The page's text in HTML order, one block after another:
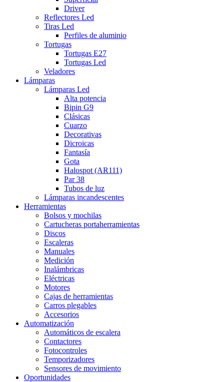
Driver
Reflectores Led
Tiras Led
Perfiles de aluminio
Tortugas
Tortugas E27
Tortugas Led
Veladores
Lámparas
Lámparas Led
Alta potencia
Bipin G9
Clásicas
Cuarzo
Decorativas
Dicroicas
Fantasía
Gota
Halospot (AR111)
Par 38
Tubos de luz
Lámparas incandescentes
Herramientas
Bolsos y mochilas
Cartucheras portaherramientas
Discos
Escaleras
Manuales
Medición
Inalámbricas
Eléctricas
Motores
Cajas de herramientas
Carros plegables
Accesorios
Automatización
Automáticos de escalera
Contactores
Fotocontroles
Temporizadores
Sensores de movimiento
Oportunidades